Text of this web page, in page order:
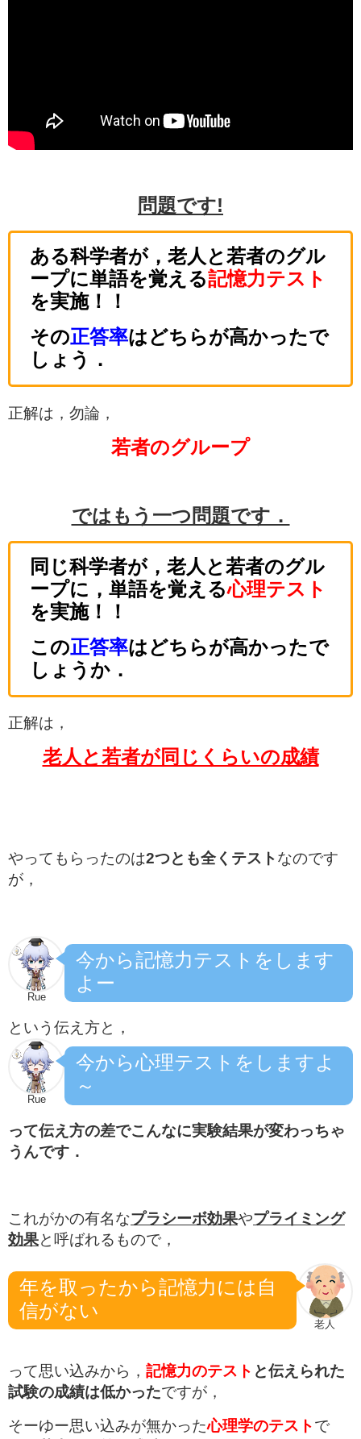
問題です!
ある科学者が，老人と若者のグル
ープに単語を覚える記憶力テスト
を実施！！
その正答率はどちらが高かったで
しょう．
正解は，勿論，
若者のグループ
ではもう一つ問題です．
同じ科学者が，老人と若者のグル
ープに，単語を覚える心理テスト
を実施！！
この正答率はどちらが高かったで
しょうか．
正解は，
老人と若者が同じくらいの成績
やってもらったのは2つとも全くテスト なのです
が，
Rue
今から記憶力テストをします
よー
という伝え方と，
Rue
今から心理テストをしますよ
～
って伝え方の差でこんなに実験結果が変わっちゃ
うんです．
これがかの有名なプラシーボ効果やプライミング
効果と呼ばれるもので，
老人
年を取ったから記憶力には自
信がない
って思い込みから， 記憶力のテスト と伝えられた
試験の成績は低かったですが，
そーゆー思い込みが無かった心理学のテスト で